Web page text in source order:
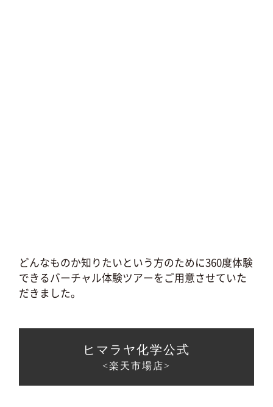
どんなものか知りたいという方のために360度体験
できるバーチャル体験ツアーをご用意させていた
だきました。
ヒマラヤ化学公式
<楽天市場店>